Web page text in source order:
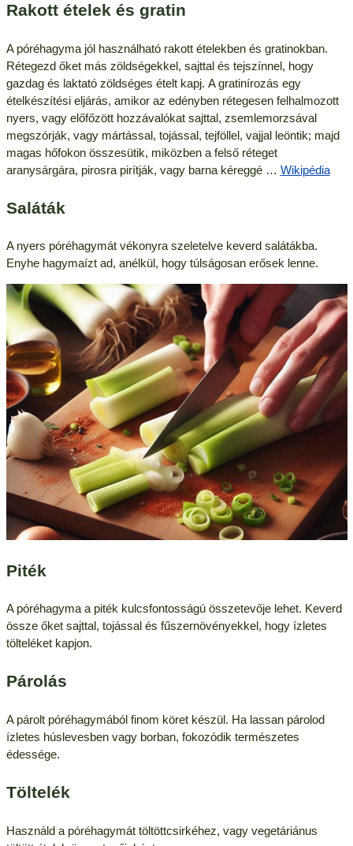
Rakott ételek és gratin
A póréhagyma jól használható rakott ételekben és gratinokban.
Rétegezd őket más zöldségekkel, sajttal és tejszínnel, hogy
gazdag és laktató zöldséges ételt kapj. A gratinírozás egy
ételkészítési eljárás, amikor az edényben rétegesen felhalmozott
nyers, vagy előfőzött hozzávalókat sajttal, zsemlemorzsával
megszórják, vagy mártással, tojással, tejföllel, vajjal leöntik; majd
magas hőfokon összesütik, miközben a felső réteget
aranysárgára, pirosra pirítják, vagy barna kéreggé … Wikipédia
Saláták
A nyers póréhagymát vékonyra szeletelve keverd salátákba.
Enyhe hagymaízt ad, anélkül, hogy túlságosan erősek lenne.
Piték
A póréhagyma a piték kulcsfontosságú összetevője lehet. Keverd
össze őket sajttal, tojással és fűszernövényekkel, hogy ízletes
tölteléket kapjon.
Párolás
A párolt póréhagymából finom köret készül. Ha lassan párolod
ízletes húslevesben vagy borban, fokozódik természetes
édessége.
Töltelék
Használd a póréhagymát töltöttcsirkéhez, vagy vegetáriánus